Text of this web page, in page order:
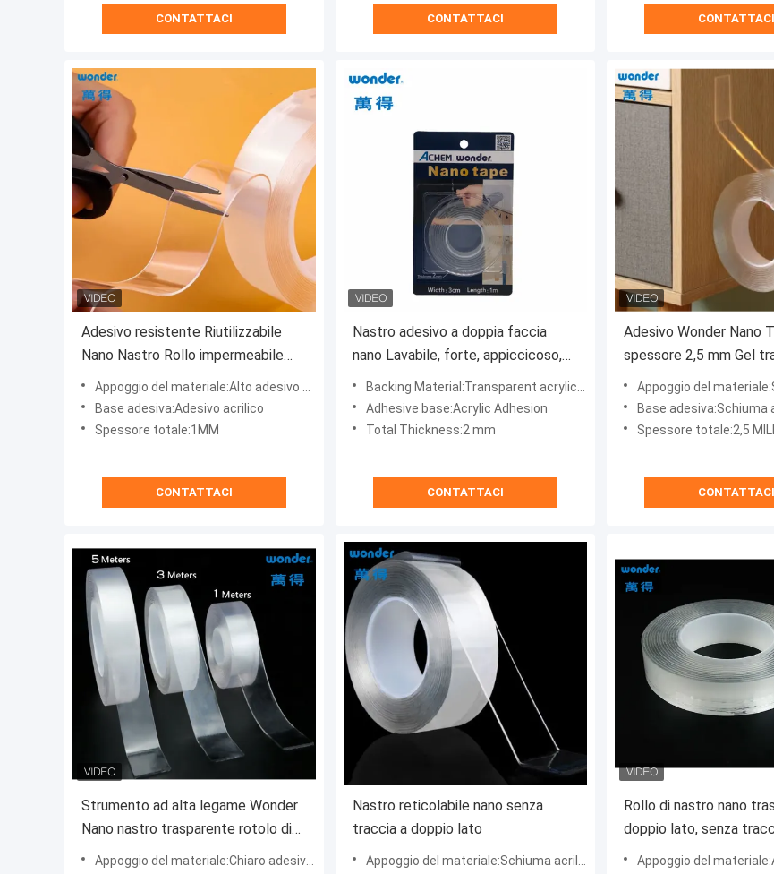
CONTATTACI CONTATTACI CONTATTACI
Adesivo resistente Riutilizzabile
Nano Nastro Rollo impermeabile
Adesivo Rimuovuto
Appoggio del materiale:Alto adesivo acrilico trasparente della schiuma
Base adesiva:Adesivo acrilico
Spessore totale:1MM
CONTATTACI
Nastro adesivo a doppia faccia
nano Lavabile, forte, appiccicoso,
riutilizzabile Nastro trasparente per
nastri di montaggio industriali per
uso domestico, confezionati in
Backing Material:Transparent acrylic foam
Adhesive base:Acrylic Adhesion
Total Thickness:2 mm
CONTATTACI
Adesivo Wonder Nano
spessore 2,5 mm Gel
doppio lato riciclabile
Appoggio del materiale:Schiuma
Base adesiva:Schiuma
Spessore totale:2,5
CONTATTACI
Strumento ad alta legame Wonder
Nano nastro trasparente rotolo di
1,5 mm di spessore
Appoggio del materiale:Chiaro adesivo acrilico della schiuma
Nastro reticolabile nano senza
traccia a doppio lato
Appoggio del materiale:Schiuma acrilica trasparente
Rollo di nastro nano
doppio lato, senza
rimovibile, riciclabile
Appoggio del materiale:Adesivo acrilico